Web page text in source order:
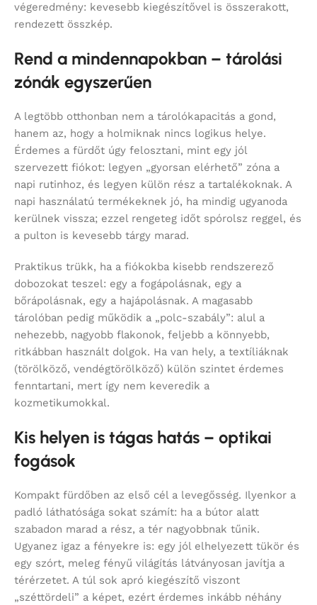
végeredmény: kevesebb kiegészítővel is összerakott,
rendezett összkép.
Rend a mindennapokban – tárolási
zónák egyszerűen
A legtöbb otthonban nem a tárolókapacitás a gond,
hanem az, hogy a holmiknak nincs logikus helye.
Érdemes a fürdőt úgy felosztani, mint egy jól
szervezett fiókot: legyen „gyorsan elérhető” zóna a
napi rutinhoz, és legyen külön rész a tartalékoknak. A
napi használatú termékeknek jó, ha mindig ugyanoda
kerülnek vissza; ezzel rengeteg időt spórolsz reggel, és
a pulton is kevesebb tárgy marad.
Praktikus trükk, ha a fiókokba kisebb rendszerező
dobozokat teszel: egy a fogápolásnak, egy a
bőrápolásnak, egy a hajápolásnak. A magasabb
tárolóban pedig működik a „polc-szabály”: alul a
nehezebb, nagyobb flakonok, feljebb a könnyebb,
ritkábban használt dolgok. Ha van hely, a textíliáknak
(törölköző, vendégtörölköző) külön szintet érdemes
fenntartani, mert így nem keveredik a
kozmetikumokkal.
Kis helyen is tágas hatás – optikai
fogások
Kompakt fürdőben az első cél a levegősség. Ilyenkor a
padló láthatósága sokat számít: ha a bútor alatt
szabadon marad a rész, a tér nagyobbnak tűnik.
Ugyanez igaz a fényekre is: egy jól elhelyezett tükör és
egy szórt, meleg fényű világítás látványosan javítja a
térérzetet. A túl sok apró kiegészítő viszont
„széttördeli” a képet, ezért érdemes inkább néhány